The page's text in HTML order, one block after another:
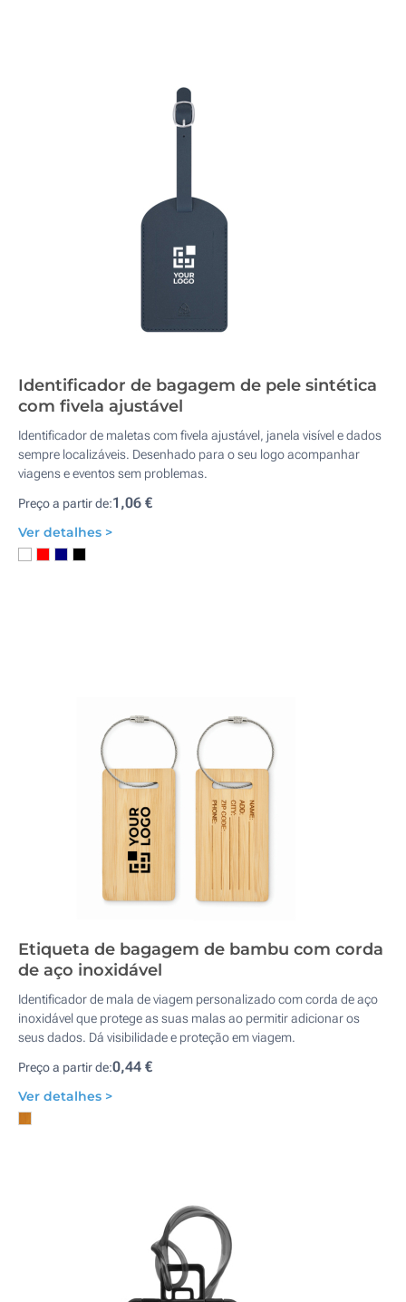
Identificador de bagagem de pele sintética
com fivela ajustável
Identificador de maletas com fivela ajustável, janela visível e dados
sempre localizáveis. Desenhado para o seu logo acompanhar
viagens e eventos sem problemas.
Preço a partir de:1,06 €
Ver detalhes >
Etiqueta de bagagem de bambu com corda
de aço inoxidável
Identificador de mala de viagem personalizado com corda de aço
inoxidável que protege as suas malas ao permitir adicionar os
seus dados. Dá visibilidade e proteção em viagem.
Preço a partir de:0,44 €
Ver detalhes >